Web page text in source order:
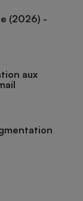
(2026) -
aux